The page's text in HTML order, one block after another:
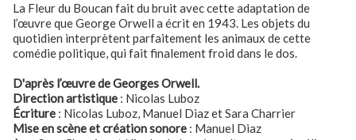
La Fleur du Boucan fait du bruit avec cette adaptation de
l’œuvre que George Orwell a écrit en 1943. Les objets du
quotidien interprètent parfaitement les animaux de cette
comédie politique, qui fait finalement froid dans le dos.
D'après l’œuvre de Georges Orwell.
Direction artistique : Nicolas Luboz
Écriture : Nicolas Luboz, Manuel Diaz et Sara Charrier
Mise en scène et création sonore : Manuel Diaz